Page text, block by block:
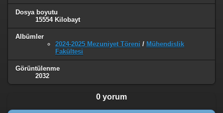
Dosya boyutu
15554 Kilobayt
Albümler
2024-2025 Mezuniyet Töreni / Mühendislik
Fakültesi
Görüntülenme
2032
0 yorum